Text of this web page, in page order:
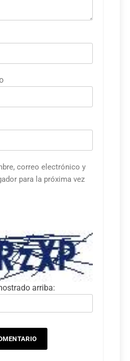
correo electrónico y
para la próxima vez
arriba: